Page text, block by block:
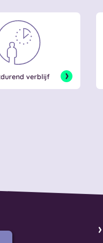
verblijf